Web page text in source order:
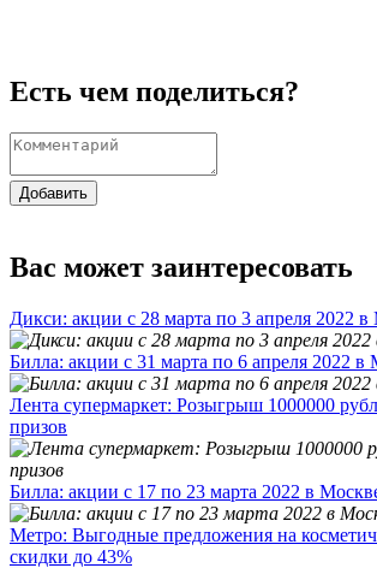
Есть чем поделиться?
Добавить
Вас может заинтересовать
Дикси: акции с 28 марта по 3 апреля 2022 в
Билла: акции с 31 марта по 6 апреля 2022 в
Лента супермаркет: Розыгрыш 1000000
призов
Билла: акции с 17 по 23 марта 2022 в
Метро: Выгодные предложения на
скидки до 43%